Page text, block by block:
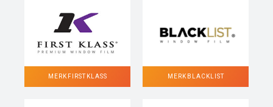
MERK FIRST KLASS MERK BLACKLIST